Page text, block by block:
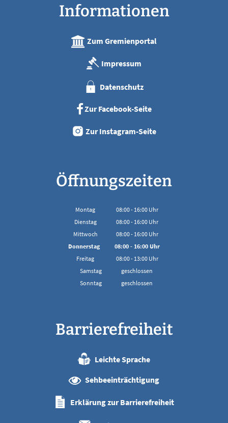
Informationen
Zum Gremienportal
Impressum
Datenschutz
Zur Facebook-Seite
Zur Instagram-Seite
Öffnungszeiten
Montag 08:00- 16:00Uhr
Von 08:00 bis 16:00 Uhr
Dienstag 08:00- 16:00Uhr
Von 08:00 bis 16:00 Uhr
Mittwoch 08:00- 16:00Uhr
Von 08:00 bis 16:00 Uhr
Donnerstag 08:00- 16:00Uhr
Von 08:00 bis 16:00 Uhr
Freitag 08:00- 13:00Uhr
Samstag
geschlossen
Sonntag
geschlossen
Barrierefreiheit
Leichte Sprache
Sehbeeinträchtigung
Erklärung zur Barrierefreiheit